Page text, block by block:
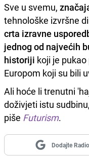
Sve u svemu,
tehnološke izvršne
crta izravne
jednog od najvećih
historiji koji je
Europom koji su bili
Ali hoće li trenutni
doživjeti istu
piše Futurism.
Dodajte